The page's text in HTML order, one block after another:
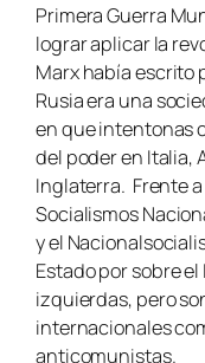
Primera Guerra
lograr aplicar la
Marx había escrito
Rusia era una
en que intentonas
del poder en Italia,
Inglaterra. Frente
Socialismos
y el
Estado por sobre
izquierdas, pero
internacionales
anticomunistas.